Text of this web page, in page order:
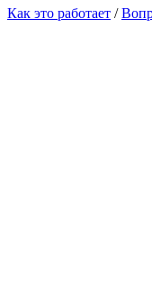
Как это работает /